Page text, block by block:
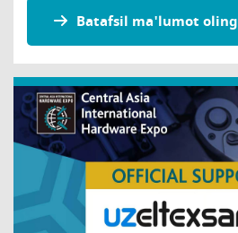
Batafsil ma'lumot oling